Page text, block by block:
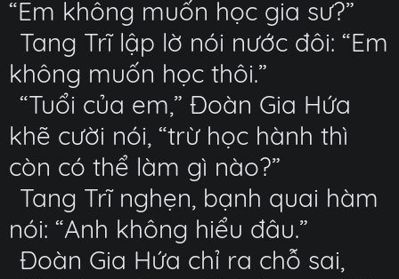
“Em không muốn học gia sư?”
Tang Trĩ lập lờ nói nước đôi: “Em
không muốn học thôi.”
“Tuổi của em,” Đoàn Gia Hứa
khẽ cười nói, “trừ học hành thì
còn có thể làm gì nào?”
Tang Trĩ nghẹn, bạnh quai hàm
nói: “Anh không hiểu đâu.”
Đoàn Gia Hứa chỉ ra chỗ sai,